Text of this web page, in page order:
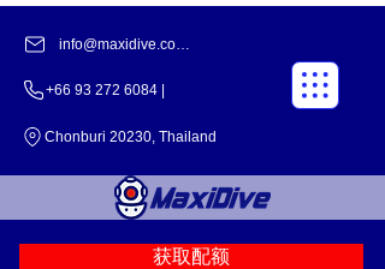
info@maxidive.com |
+66 93 272 6084 |
Chonburi 20230, Thailand
获取配额